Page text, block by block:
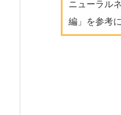
ニューラル
編」を参考